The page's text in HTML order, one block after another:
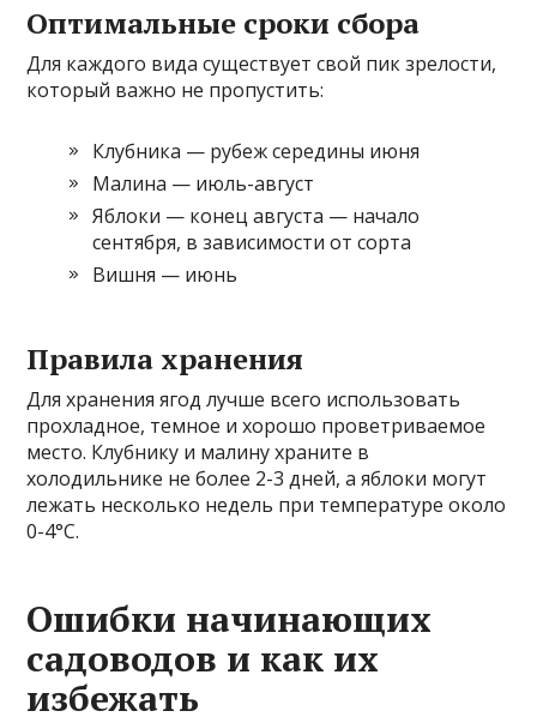
Оптимальные сроки сбора
Для каждого вида существует свой пик зрелости,
который важно не пропустить:
Клубника — рубеж середины июня
Малина — июль-август
Яблоки — конец августа — начало
сентября, в зависимости от сорта
Вишня — июнь
Правила хранения
Для хранения ягод лучше всего использовать
прохладное, темное и хорошо проветриваемое
место. Клубнику и малину храните в
холодильнике не более 2-3 дней, а яблоки могут
лежать несколько недель при температуре около
0-4°C.
Ошибки начинающих
садоводов и как их
избежать